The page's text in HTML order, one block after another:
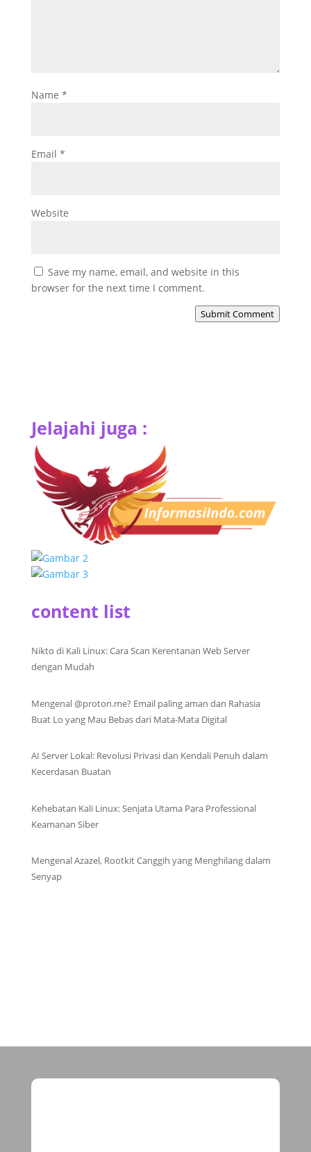
Name *
Email *
Website
Save my name, email, and website in this
browser for the next time I comment.
Submit Comment
Jelajahi juga :
content list
Nikto di Kali Linux: Cara Scan Kerentanan Web Server
dengan Mudah
Mengenal @proton.me? Email paling aman dan Rahasia
Buat Lo yang Mau Bebas dari Mata-Mata Digital
AI Server Lokal: Revolusi Privasi dan Kendali Penuh dalam
Kecerdasan Buatan
Kehebatan Kali Linux: Senjata Utama Para Professional
Keamanan Siber
Mengenal Azazel, Rootkit Canggih yang Menghilang dalam
Senyap